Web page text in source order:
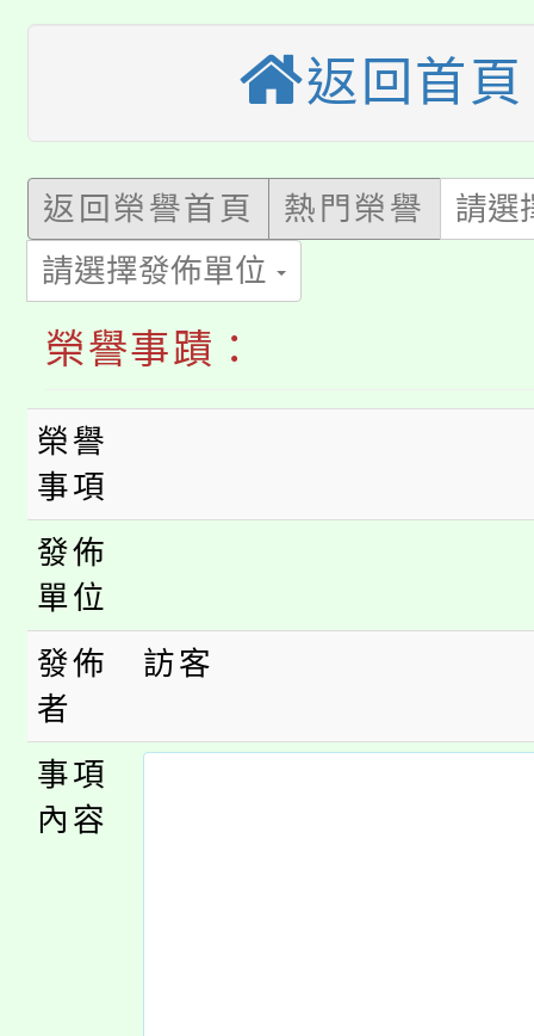
《TA101》溝通分析基
程，歡迎學生輔導中心
系所師生報名參加。
轉知苗栗縣政府辦理
縣市「校園短影音徵
門員」簡章及活動海報
踴躍報名參加。
桃園市115學年度學生
要點
「桃園市補助參觀特色
展演活動實施計畫」
115年度「教育部表揚
義教育推展貢獻獎」
公告本校115學年度第
代理(課)教師甄選結果(
「2026金融保險知識
桃園市115學年度學生
生本土語及新住民語歌
公告本校115學年度第
代理(課)教師甄選結果(
公告本校115學年度第
代理(課)教師甄選結果(
轉知中國文化大學推廣
《TA101》溝通分析基
心理、諮商輔導、社會
系所師生報名參加。
轉知苗栗縣政府辦理
縣市「校園短影音徵選
門員」簡章及活動海報
踴躍報名參加。
桃園市115學年度學生
要點
「桃園市補助參觀特色
展演活動實施計畫」
115年度「教育部表揚
返回首頁
返回榮譽首頁 熱門榮譽
請選
請選擇發佈單位
榮譽事蹟：
榮譽
事項
發佈
單位
發佈
者
訪客
事項
內容